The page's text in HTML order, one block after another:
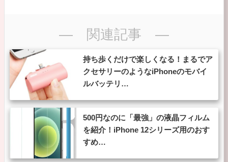
― 関連記事 ―
持ち歩くだけで楽しくなる！まるでア
クセサリーのようなiPhoneのモバイ
ルバッテリ…
500円なのに「最強」の液晶フィルム
を紹介！iPhone 12シリーズ用のおす
すめ…